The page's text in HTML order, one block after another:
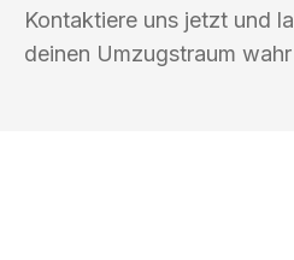
Kontaktiere uns jetzt und
deinen Umzugstraum